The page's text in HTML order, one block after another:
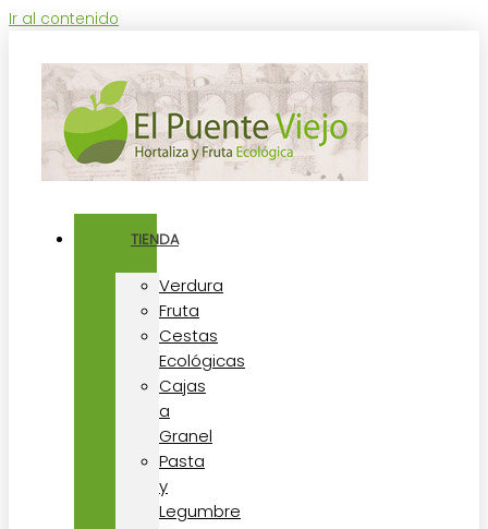
Ir al contenido
TIENDA
Verdura
Fruta
Cestas
Ecológicas
Cajas
a
Granel
Pasta
y
Legumbre